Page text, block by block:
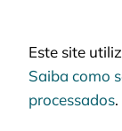
Este site
Saiba como
processados.